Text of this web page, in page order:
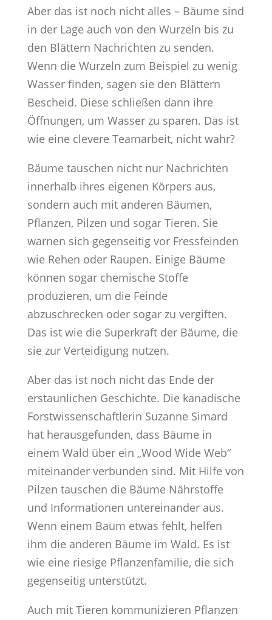
Aber das ist noch nicht alles – Bäume sind
in der Lage auch von den Wurzeln bis zu
den Blättern Nachrichten zu senden.
Wenn die Wurzeln zum Beispiel zu wenig
Wasser finden, sagen sie den Blättern
Bescheid. Diese schließen dann ihre
Öffnungen, um Wasser zu sparen. Das ist
wie eine clevere Teamarbeit, nicht wahr?
Bäume tauschen nicht nur Nachrichten
innerhalb ihres eigenen Körpers aus,
sondern auch mit anderen Bäumen,
Pflanzen, Pilzen und sogar Tieren. Sie
warnen sich gegenseitig vor Fressfeinden
wie Rehen oder Raupen. Einige Bäume
können sogar chemische Stoffe
produzieren, um die Feinde
abzuschrecken oder sogar zu vergiften.
Das ist wie die Superkraft der Bäume, die
sie zur Verteidigung nutzen.
Aber das ist noch nicht das Ende der
erstaunlichen Geschichte. Die kanadische
Forstwissenschaftlerin Suzanne Simard
hat herausgefunden, dass Bäume in
einem Wald über ein „Wood Wide Web“
miteinander verbunden sind. Mit Hilfe von
Pilzen tauschen die Bäume Nährstoffe
und Informationen untereinander aus.
Wenn einem Baum etwas fehlt, helfen
ihm die anderen Bäume im Wald. Es ist
wie eine riesige Pflanzenfamilie, die sich
gegenseitig unterstützt.
Auch mit Tieren kommunizieren Pflanzen